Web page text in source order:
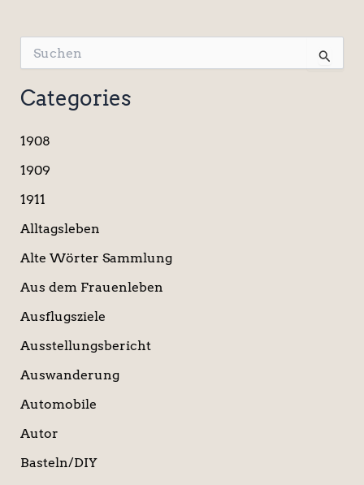
u
c
h
n
a
h
Categories
1908
1909
1911
Alltagsleben
Alte Wörter Sammlung
Aus dem Frauenleben
Ausflugsziele
Ausstellungsbericht
Auswanderung
Automobile
Autor
Basteln/DIY